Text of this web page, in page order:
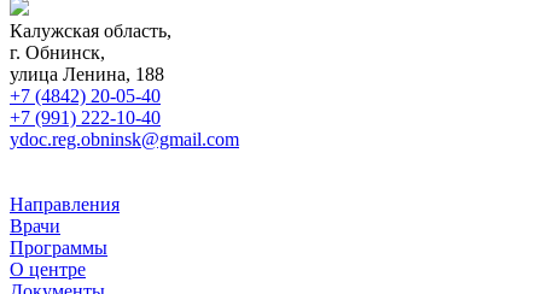
Калужская область,
г. Обнинск,
улица Ленина, 188
+7 (4842) 20-05-40
+7 (991) 222-10-40
ydoc.reg.obninsk@gmail.com
Направления
Врачи
Программы
О центре